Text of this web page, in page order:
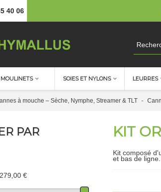
40 06
MOULINETS SOIES ET NYLONS LEURRES
à mouche – Sèche, Nymphe, Streamer & TLT -
PAR
€
KIT
Kit composé
et bas de